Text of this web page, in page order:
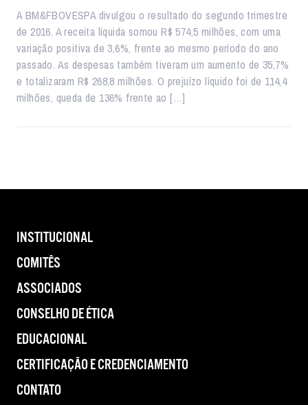
A BM&FBOVESPA divulgou o resultado do segundo trimestre
de 2016. A receita líquida somou R$ 574,5 milhões, com uma
variação positiva de 3,6%, frente ao mesmo período do ano
passado. As despesas também tiveram um aumento de 35,7%
e totalizaram R$ 268,8 milhões. O prejuízo líquido foi de 114,4
milhões, queda de 136% frente ao […]
INSTITUCIONAL
COMITÊS
ASSOCIADOS
CONSELHO DE ÉTICA
EDUCACIONAL
CERTIFICAÇÃO E CREDENCIAMENTO
CONTATO